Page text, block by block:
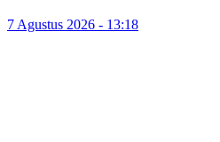
7 Agustus 2026 - 13:18